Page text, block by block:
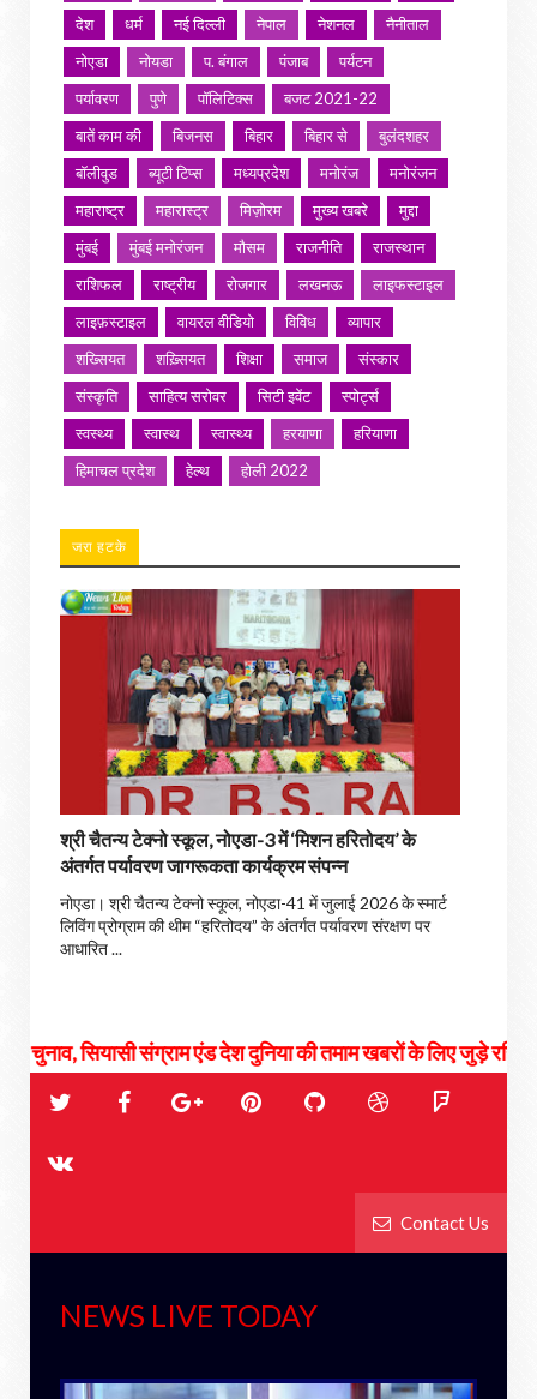
देश
धर्म नई दिल्ली नेपाल नेशनल
नैनीताल
नोएडा
नोयडा प. बंगाल पंजाब
पर्यटन
पर्यावरण
पुणे पॉलिटिक्स
बजट 2021-22
बातें काम की
बिजनस बिहार बिहार से
बुलंदशहर
बॉलीवुड
ब्यूटी टिप्स मध्यप्रदेश मनोरंज
मनोरंजन
महाराष्ट्र
महारास्ट्र मिज़ोरम मुख्य खबरे
मुद्दा
मुंबई
मुंबई मनोरंजन मौसम राजनीति
राजस्थान
राशिफल
राष्ट्रीय रोजगार लखनऊ
लाइफस्टाइल
लाइफ़स्टाइल
वायरल वीडियो विविध
व्यापार
शख्सियत
शख़्सियत शिक्षा समाज
संस्कार
संस्कृति
साहित्य सरोवर सिटी इवेंट
स्पोर्ट्स
स्वस्थ्य
स्वास्थ स्वास्थ्य हरयाणा
हरियाणा
हिमाचल प्रदेश
हेल्थ होली 2022
जरा हटके
श्री चैतन्य टेक्नो स्कूल, नोएडा-3 में ‘मिशन हरितोदय’ के
अंतर्गत पर्यावरण जागरूकता कार्यक्रम संपन्न
नोएडा। श्री चैतन्य टेक्नो स्कूल, नोएडा-41 में जुलाई 2026 के स्मार्ट
लिविंग प्रोग्राम की थीम “हरितोदय” के अंतर्गत पर्यावरण संरक्षण पर
आधारित ...
संग्राम एंड देश दुनिया की तमाम खबरों के लिए जुड़े रहिये हमसे...
Contact Us
NEWS LIVE TODAY